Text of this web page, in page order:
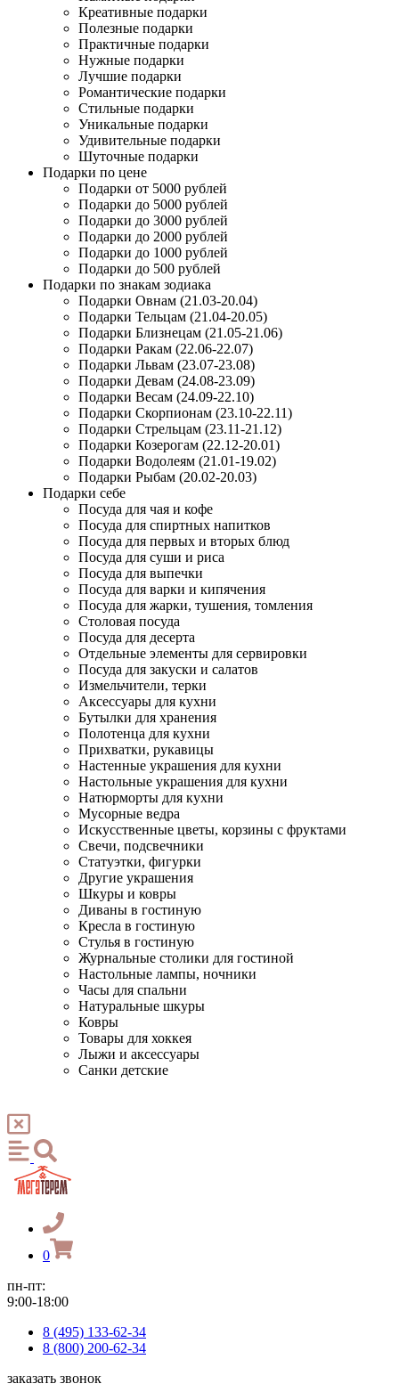
Креативные подарки
Полезные подарки
Практичные подарки
Нужные подарки
Лучшие подарки
Романтические подарки
Стильные подарки
Уникальные подарки
Удивительные подарки
Шуточные подарки
Подарки по цене
Подарки от 5000 рублей
Подарки до 5000 рублей
Подарки до 3000 рублей
Подарки до 2000 рублей
Подарки до 1000 рублей
Подарки до 500 рублей
Подарки по знакам зодиака
Подарки Овнам (21.03-20.04)
Подарки Тельцам (21.04-20.05)
Подарки Близнецам (21.05-21.06)
Подарки Ракам (22.06-22.07)
Подарки Львам (23.07-23.08)
Подарки Девам (24.08-23.09)
Подарки Весам (24.09-22.10)
Подарки Скорпионам (23.10-22.11)
Подарки Стрельцам (23.11-21.12)
Подарки Козерогам (22.12-20.01)
Подарки Водолеям (21.01-19.02)
Подарки Рыбам (20.02-20.03)
Подарки себе
Посуда для чая и кофе
Посуда для спиртных напитков
Посуда для первых и вторых блюд
Посуда для суши и риса
Посуда для выпечки
Посуда для варки и кипячения
Посуда для жарки, тушения, томления
Столовая посуда
Посуда для десерта
Отдельные элементы для сервировки
Посуда для закуски и салатов
Измельчители, терки
Аксессуары для кухни
Бутылки для хранения
Полотенца для кухни
Прихватки, рукавицы
Настенные украшения для кухни
Настольные украшения для кухни
Натюрморты для кухни
Мусорные ведра
Искусственные цветы, корзины с фруктами
Свечи, подсвечники
Статуэтки, фигурки
Другие украшения
Шкуры и ковры
Диваны в гостиную
Кресла в гостиную
Стулья в гостиную
Журнальные столики для гостиной
Настольные лампы, ночники
Часы для спальни
Натуральные шкуры
Ковры
Товары для хоккея
Лыжи и аксессуары
Санки детские
0
пн-пт:
9:00-18:00
8 (495) 133-62-34
8 (800) 200-62-34
заказать звонок